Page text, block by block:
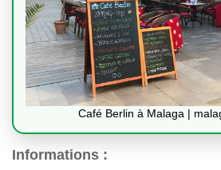
Café Berlin à Malaga |
Informations :